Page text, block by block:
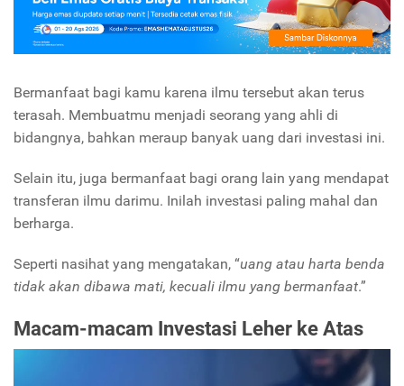
Bermanfaat bagi kamu karena ilmu tersebut akan terus
terasah. Membuatmu menjadi seorang yang ahli di
bidangnya, bahkan meraup banyak uang dari investasi ini.
Selain itu, juga bermanfaat bagi orang lain yang mendapat
transferan ilmu darimu. Inilah investasi paling mahal dan
berharga.
Seperti nasihat yang mengatakan, “uang atau harta benda
tidak akan dibawa mati, kecuali ilmu yang bermanfaat.”
Macam-macam Investasi Leher ke Atas